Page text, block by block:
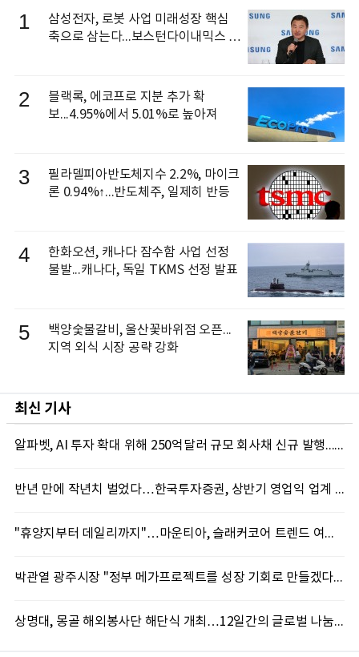
1
삼성전자, 로봇 사업 미래성장 핵심
축으로 삼는다...보스턴다이내믹스 출
2
블랙록, 에코프로 지분 추가 확
보...4.95%에서 5.01%로 높아져
3
필라델피아반도체지수 2.2%, 마이크
론 0.94%↑...반도체주, 일제히 반등
4
한화오션, 캐나다 잠수함 사업 선정
불발...캐나다, 독일 TKMS 선정 발표
5
백양숯불갈비, 울산꽃바위점 오픈...
지역 외식 시장 공략 강화
최신 기사
알파벳, AI 투자 확대 위해 250억달러 규모 회사채 신규 발행...블룸버그통신, 1150억달러 자금 몰려
반년 만에 작년치 벌었다…한국투자증권, 상반기 영업익 업계 첫 2조 돌파
"휴양지부터 데일리까지"…마운티아, 슬래커코어 트렌드 여름 신제품 선봬
박관열 광주시장 "정부 메가프로젝트를 성장 기회로 만들겠다"…첫 시정토론회 개최
상명대, 몽골 해외봉사단 해단식 개최…12일간의 글로벌 나눔 성료